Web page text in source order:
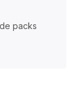
packs